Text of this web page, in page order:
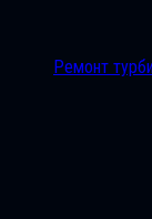
Ремонт